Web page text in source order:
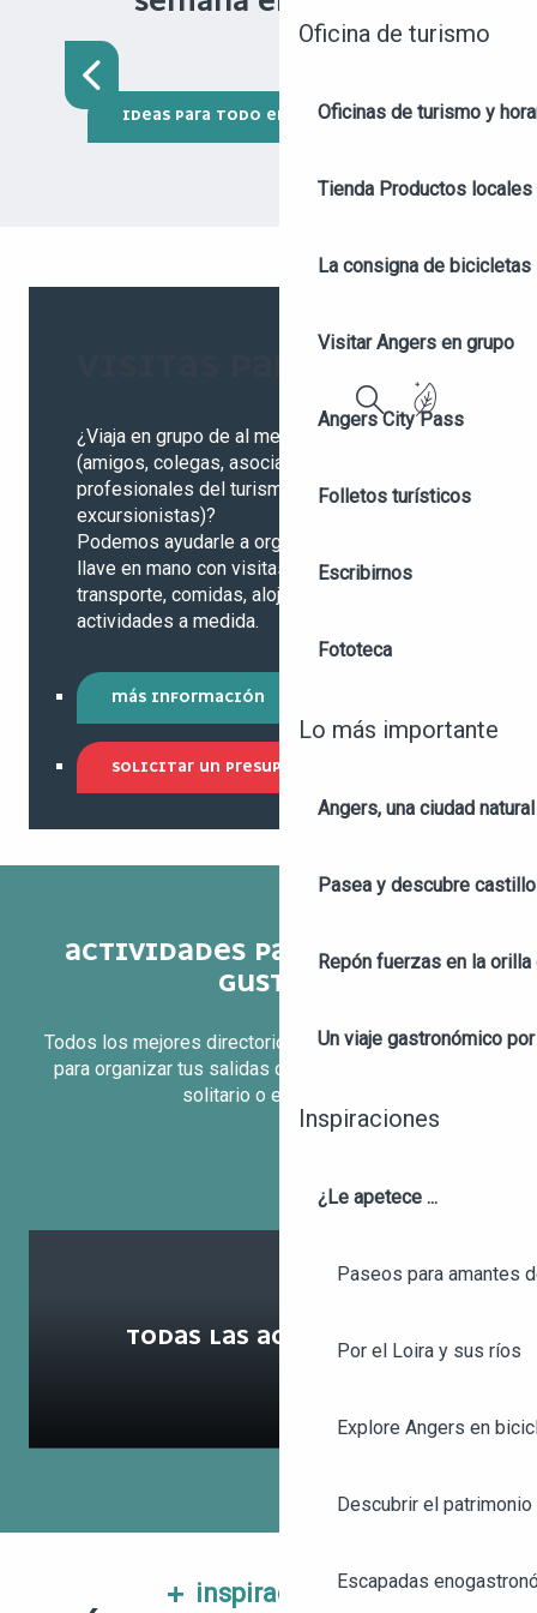
Oficina de turismo
Oficinas de turismo y
Tienda Productos
La consigna de bicicletas
Visitar Angers en grupo
Angers City Pass
Folletos turísticos
Escribirnos
Fototeca
Lo más importante
Angers, una ciudad natural
Pasea y descubre
Repón fuerzas en la orilla
Un viaje gastronómico
Inspiraciones
¿Le apetece ...
Paseos para amantes
Por el Loira y sus ríos
Explore Angers en
Descubrir el
Escapadas
Buscar
ANGERS : EN LA RUTA DE
LOS CASTILLOS
IDEAS PARA TODO EL FIN DE SEMANA
VISITAS PARA GRUPOS
¿Viaja en grupo de al menos 10 personas
(amigos, colegas, asociaciones,
profesionales del turismo, amantes del vino o
excursionistas)?
Podemos ayudarle a organizar un paquete
llave en mano con visitas, actividades,
transporte, comidas, alojamiento, etc., o
actividades a medida.
MÁS INFORMACIÓN
SOLICITAR UN PRESUPUESTO
ACTIVIDADES PARA TODOS LOS
GUSTOS
Todos los mejores directorios clasificados por temas
para organizar tus salidas con amigos, en pareja, en
solitario o en familia.
TODAS LAS ACTIVIDADES
inspiraciones